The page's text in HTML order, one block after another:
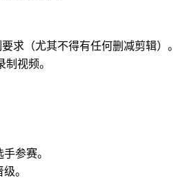
求（尤其不得有任何删减剪辑）。
视频。
参赛。
。